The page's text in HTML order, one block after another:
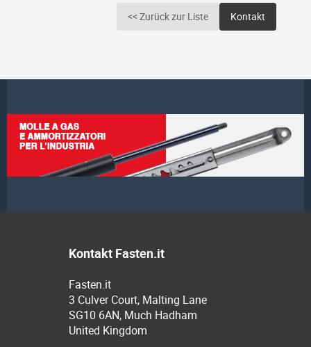
<< Zurück zur Liste Kontakt
Kontakt Fasten.it
Fasten.it
3 Culver Court, Malting Lane
SG10 6AN, Much Hadham
United Kingdom